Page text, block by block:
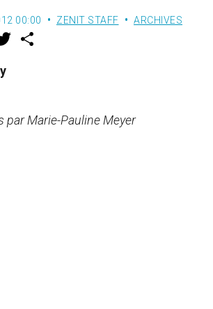
00:00 ZENIT STAFF ARCHIVES
w
par Marie-Pauline Meyer